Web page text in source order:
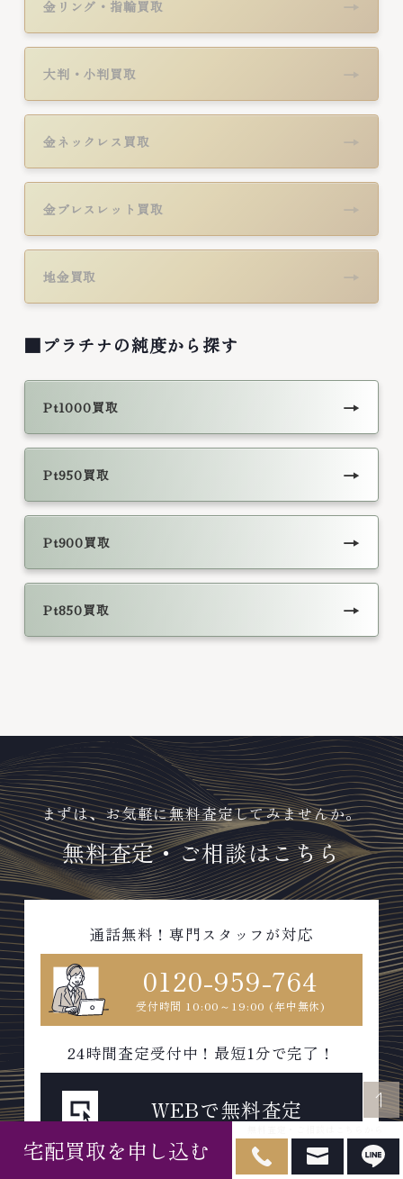
金リング・指輪買取 →
大判・小判買取 →
金ネックレス買取 →
金ブレスレット買取 →
地金買取 →
■プラチナの純度から探す
Pt1000買取 →
Pt950買取 →
Pt900買取 →
Pt850買取 →
まずは、お気軽に無料査定してみませんか。
無料査定・ご相談はこちら
通話無料！専門スタッフが対応
0120-959-764
受付時間 10:00～19:00 (年中無休)
24時間査定受付中！最短1分で完了！
WEBで無料査定
スマホから気軽に即査定可能！
宅配買取を申し込む